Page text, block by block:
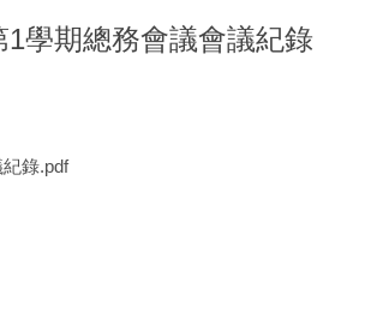
1學期總務會議會議紀錄
錄.pdf